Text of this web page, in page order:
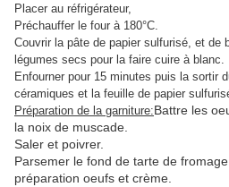
Placer au réfrigérateur,
Préchauffer le four à 180°C.
Couvrir la pâte de papier sulfurisé, et de
légumes secs pour la faire cuire à blanc.
Enfourner pour 15 minutes puis la sortir
céramiques et la feuille de papier
Préparation de la garniture:Battre les
la noix de muscade.
Saler et poivrer.
Parsemer le fond de tarte de
préparation oeufs et crème.